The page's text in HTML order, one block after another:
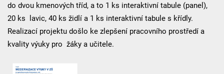
do dvou kmenových tříd, a to 1 ks interaktivní tabule (panel),
20 ks lavic, 40 ks židlí a 1 ks interaktivní tabule s křídly.
Realizací projektu došlo ke zlepšení pracovního prostředí a
kvality výuky pro žáky a učitele.